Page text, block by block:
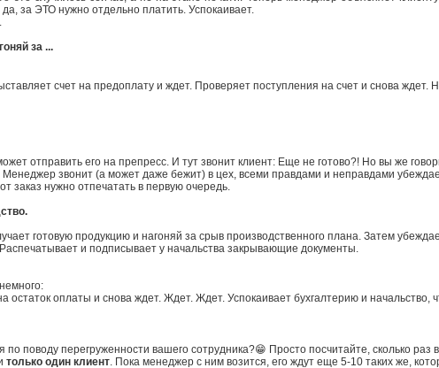
за ЭТО нужно отдельно платить. Успокаивает.
за ...
счет на предоплату и ждет. Проверяет поступления на счет и снова ждет.
отправить его на препресс. И тут звонит клиент: Еще не готово?! Но вы же
Менеджер звонит (а может даже бежит) в цех, всеми правдами и неправдами
заказ нужно отпечатать в первую очередь.
готовую продукцию и нагоняй за срыв производственного плана. Затем
и подписывает у начальства закрывающие документы.
остаток оплаты и снова ждет. Ждет. Ждет. Успокаивает бухгалтерию и начальство,
поводу перегруженности вашего сотрудника?😁 Просто посчитайте, сколько раз
только один клиент. Пока менеджер с ним возится, его ждут еще 5-10 таких же,